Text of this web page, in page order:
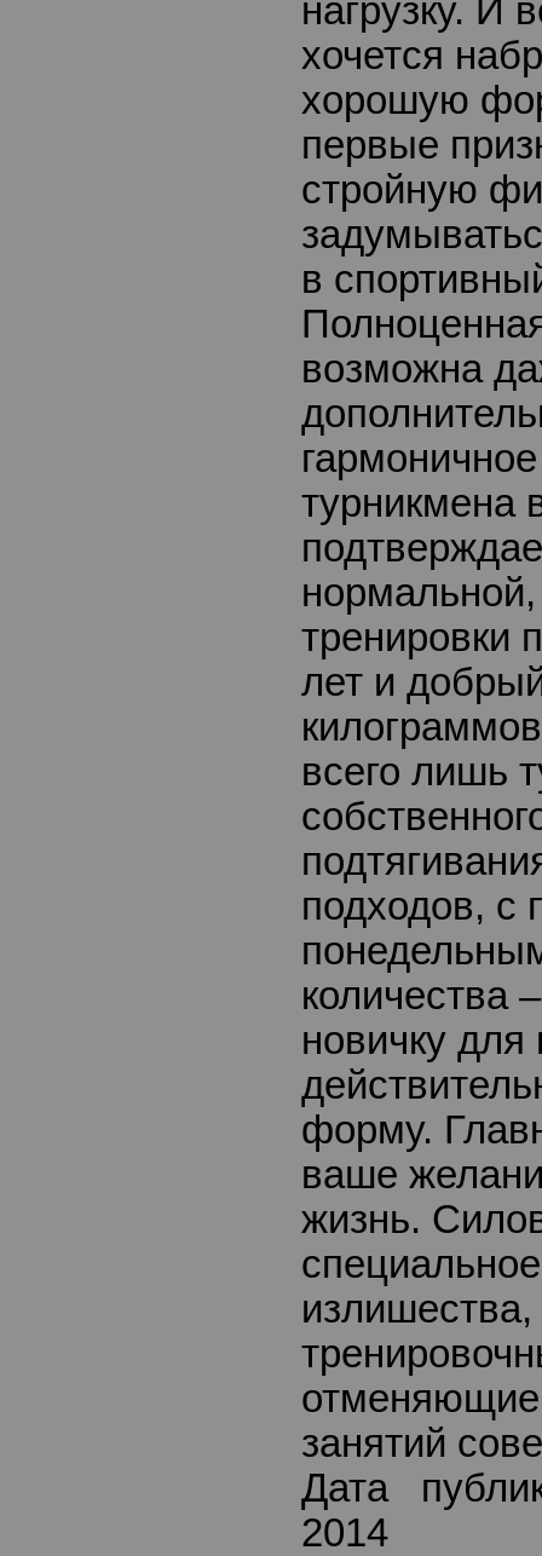
нагрузку. И
хочется
хорошую
первые
стройную
в
возможна
турникмена
тренировки
лет и
всего лишь
подходов, с
количества
новичку
форму.
ваше
жизнь.
отменяющие
занятий
Дата
2014